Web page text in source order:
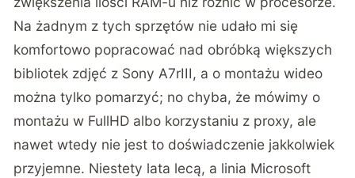
Na żadnym z tych sprzętów nie udało mi się
komfortowo popracować nad obróbką większych
bibliotek zdjęć z Sony A7rIII, a o montażu wideo
można tylko pomarzyć; no chyba, że mówimy o
montażu w FullHD albo korzystaniu z proxy, ale
nawet wtedy nie jest to doświadczenie jakkolwiek
przyjemne. Niestety lata lecą, a linia Microsoft